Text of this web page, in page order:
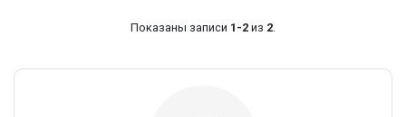
Показаны записи 1-2 из 2.